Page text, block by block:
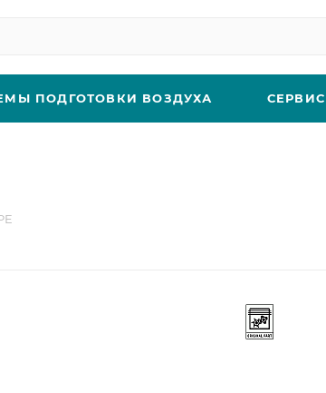
ПОДГОТОВКИ ВОЗДУХА СЕРВИС